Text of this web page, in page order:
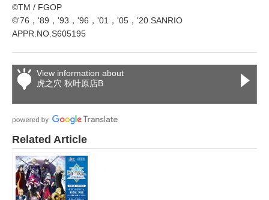
©TM / FGOP
©'76，'89，'93，'96，'01，'05，'20 SANRIO
APPR.NO.S605195
View information about
虎之穴 秋叶原店B
Related Article